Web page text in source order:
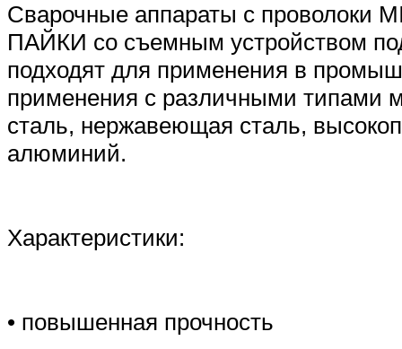
Сварочные аппараты с
ПАЙКИ со съемным устройством
подходят для применения в
применения с различными типами
сталь, нержавеющая сталь,
алюминий.
Характеристики:
• повышенная прочность